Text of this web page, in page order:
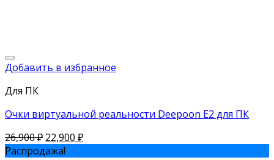
Добавить в избранное
Для ПК
Очки виртуальной реальности Deepoon E2 для ПК
26,900₽ 22,900 ₽
Распродажа!